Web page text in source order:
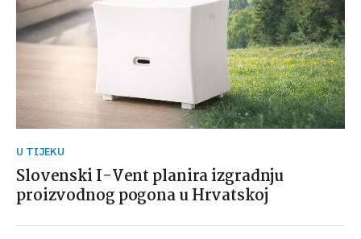
U TIJEKU
Slovenski I-Vent planira izgradnju
proizvodnog pogona u Hrvatskoj